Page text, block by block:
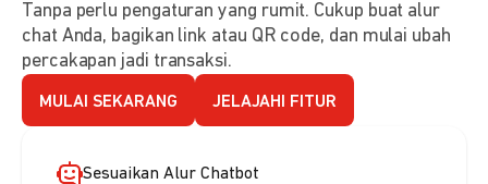
Tanpa perlu pengaturan yang rumit. Cukup buat alur
chat Anda, bagikan link atau QR code, dan mulai ubah
percakapan jadi transaksi.
MULAI SEKARANG JELAJAHI FITUR
Sesuaikan Alur Chatbot